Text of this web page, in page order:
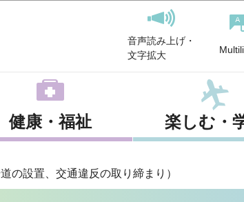
音声読み上げ・
文字拡大
健康・福祉 楽しむ・
の設置、交通違反の取り締まり）